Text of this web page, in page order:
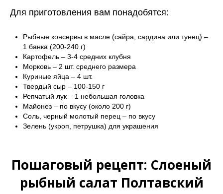
Для приготовления вам понадобятся:
Рыбные консервы в масле (сайра, сардина или тунец) –
1 банка (200-240 г)
Картофель – 3-4 средних клубня
Морковь – 2 шт. среднего размера
Куриные яйца – 4 шт.
Твердый сыр – 100-150 г
Репчатый лук – 1 небольшая головка
Майонез – по вкусу (около 200 г)
Соль, черный молотый перец – по вкусу
Зелень (укроп, петрушка) для украшения
Пошаговый рецепт: Слоеный
рыбный салат Полтавский